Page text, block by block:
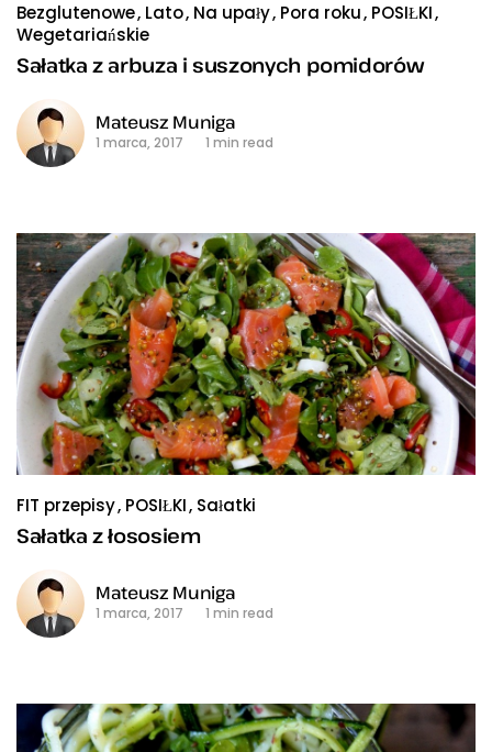
Bezglutenowe Lato Na upały Pora roku POSIŁKI
Wegetariańskie
Sałatka z arbuza i suszonych pomidorów
Mateusz Muniga
1 marca, 2017 1 min read
FIT przepisy POSIŁKI Sałatki
Sałatka z łososiem
Mateusz Muniga
1 marca, 2017 1 min read